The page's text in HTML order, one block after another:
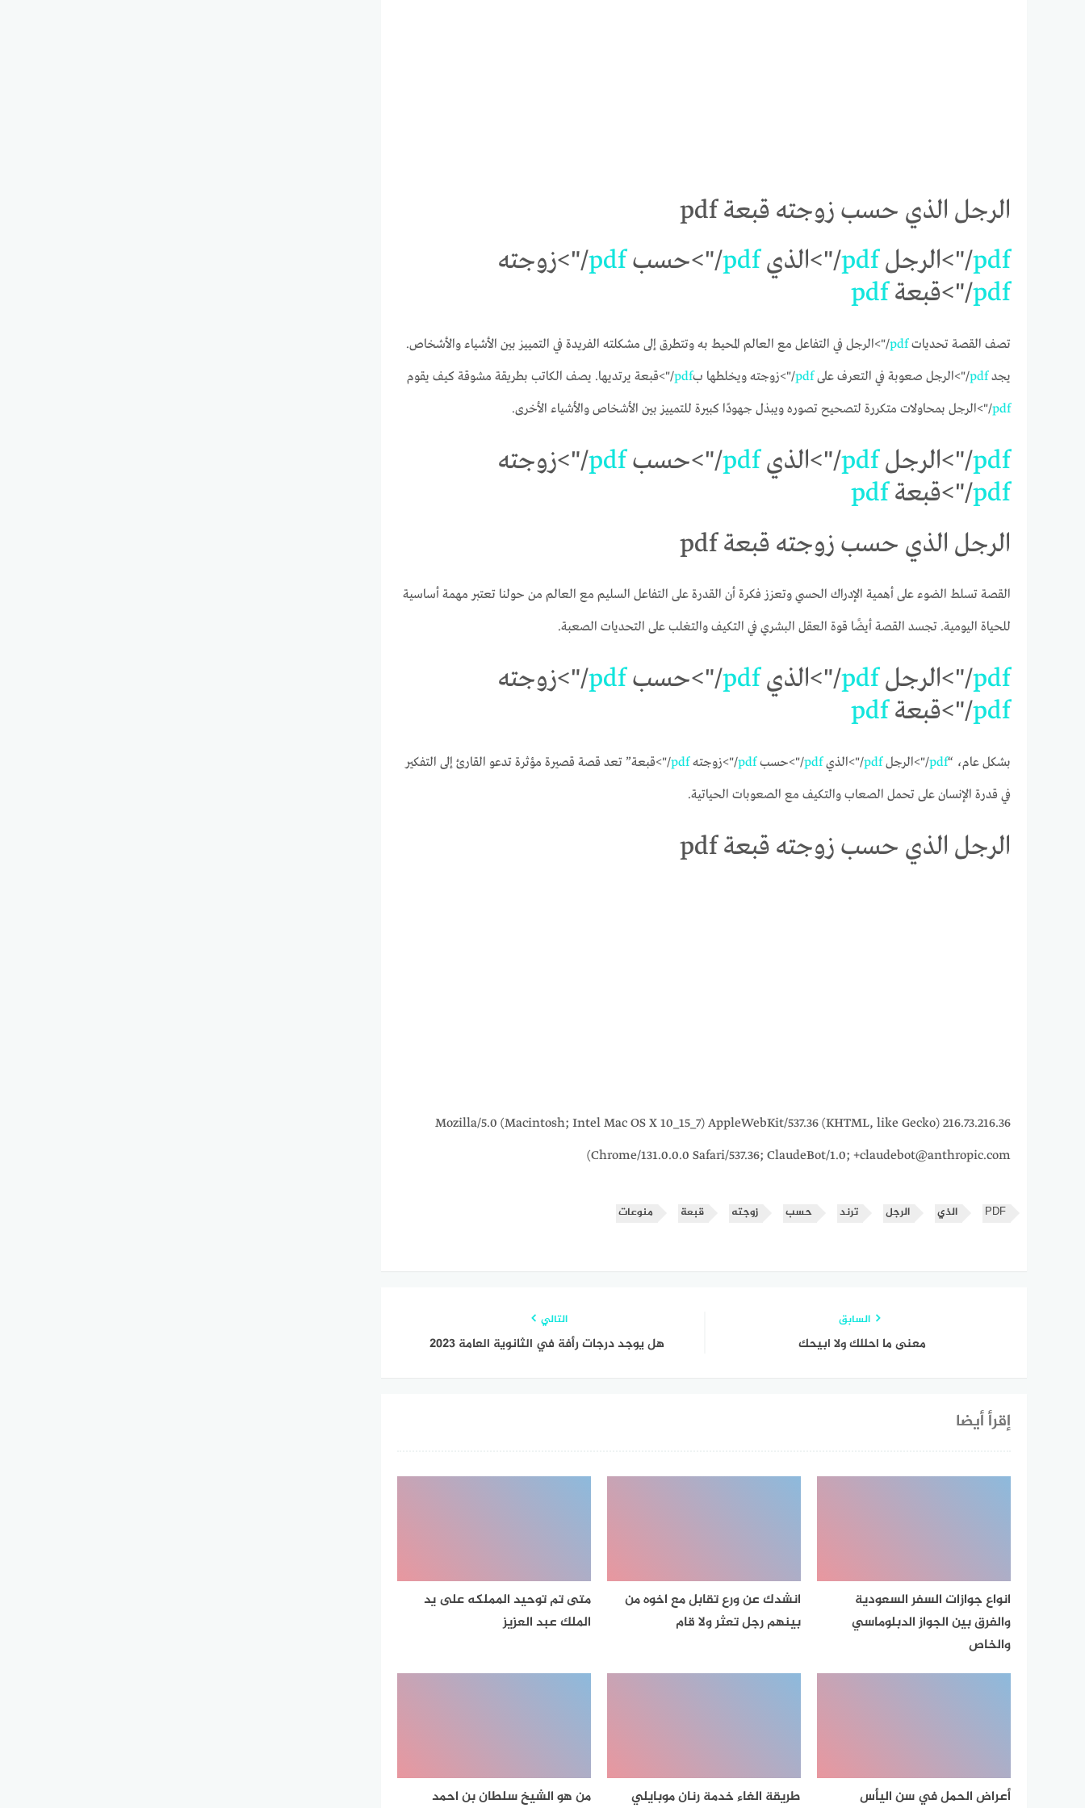
الرجل الذي حسب زوجته قبعة pdf
pdf/">الرجلpdf/">الذيpdf/">حسبpdf/">زوجته
pdf/">قبعةpdf
تصف القصة تحدياتpdf/">الرجل في التفاعل مع العالم المحيط به وتتطرق إلى مشكلته الفريدة في التمييز بين الأشياء والأشخاص.
يجدpdf/">الرجل صعوبة في التعرف علىpdf/">زوجته ويخلطها بpdf/">قبعة يرتديها. يصف الكاتب بطريقة مشوقة كيف يقوم
pdf/">الرجل بمحاولات متكررة لتصحيح تصوره ويبذل جهودًا كبيرة للتمييز بين الأشخاص والأشياء الأخرى.
pdf/">الرجلpdf/">الذيpdf/">حسبpdf/">زوجته
pdf/">قبعةpdf
الرجل الذي حسب زوجته قبعة pdf
القصة تسلط الضوء على أهمية الإدراك الحسي وتعزز فكرة أن القدرة على التفاعل السليم مع العالم من حولنا تعتبر مهمة أساسية
للحياة اليومية. تجسد القصة أيضًا قوة العقل البشري في التكيف والتغلب على التحديات الصعبة.
pdf/">الرجلpdf/">الذيpdf/">حسبpdf/">زوجته
pdf/">قبعةpdf
بشكل عام، “pdf/">الرجلpdf/">الذيpdf/">حسبpdf/">زوجتهpdf/">قبعة” تعد قصة قصيرة مؤثرة تدعو القارئ إلى التفكير
في قدرة الإنسان على تحمل الصعاب والتكيف مع الصعوبات الحياتية.
الرجل الذي حسب زوجته قبعة pdf
216.73.216.36 Mozilla/5.0 (Macintosh; Intel Mac OS X 10_15_7) AppleWebKit/537.36 (KHTML, like Gecko)
Chrome/131.0.0.0 Safari/537.36; ClaudeBot/1.0; +claudebot@anthropic.com)
PDF الذي الرجل ترند حسب زوجته قبعة منوعات
السابق
معنى ما احللك ولا ابيحك
التالي
هل يوجد درجات رأفة في الثانوية العامة 2023
إقرأ أيضا
انواع جوازات السفر السعودية
والفرق بين الجواز الدبلوماسي
والخاص
انشدك عن ورع تقابل مع اخوه من
بينهم رجل تعثر ولا قام
متى تم توحيد المملكه على يد
الملك عبد العزيز
أعراض الحمل في سن اليأس طريقة الغاء خدمة رنان موبايلي من هو الشيخ سلطان بن احمد